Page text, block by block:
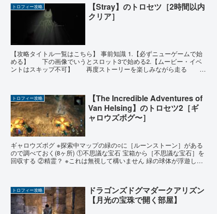
トロフィー攻略
【Stray】のトロセツ［2時間以内
クリア］
【攻略タイトル一覧はこちら】 事前知識 1.【必ずニューゲームで始
める】 下の画像でいうとスロット3で始める2.【ムービー・イベ
ントはスキップ不可】 再度ストーリーを楽しみながら走る 会
トロフィー攻略
【The Incredible Adventures of
Van Helsing】のトロセツ2［ギ
ャロウズボグ〜］
ギャロウズボグ ※探索中マップの緑の○に［ルーンストーン］がある
ので調べておく(8ヶ所) ①不思議な宝石 宝箱から［不思議な宝石］を
回収する ②精霊？ ※これは無視して構いません 緑の球体が浮遊して
トロフィー攻略
ドラゴンズドグマダークアリズン
【月光の宝珠で開く部屋】